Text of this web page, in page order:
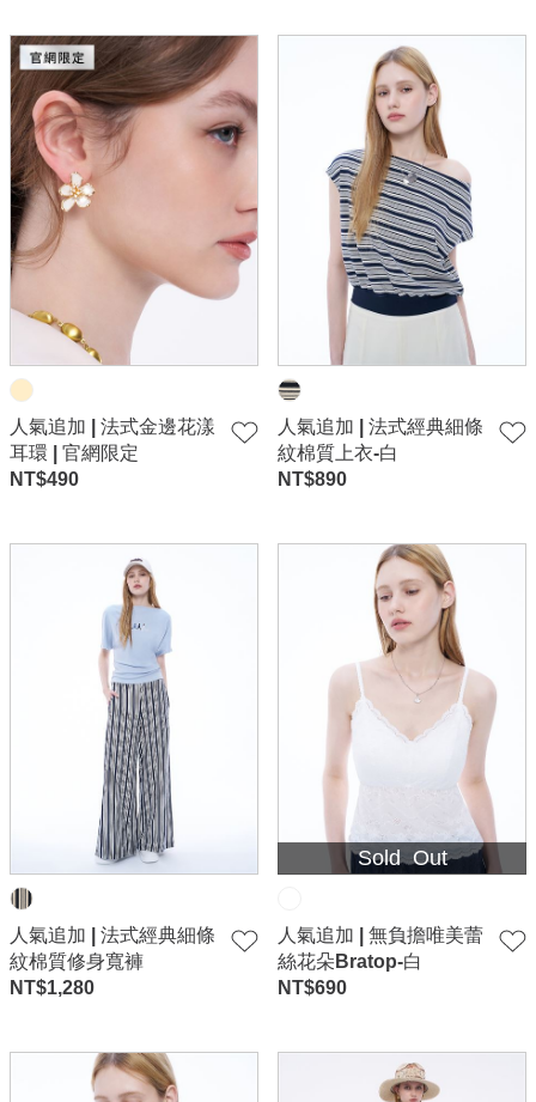
人氣追加 | 法式金邊花漾
耳環 | 官網限定
NT$490
人氣追加 | 法式經典細條
紋棉質上衣-白
NT$890
人氣追加 | 法式經典細條
紋棉質修身寬褲
NT$1,280
Sold Out
人氣追加 | 無負擔唯美蕾
絲花朵Bratop-白
NT$690